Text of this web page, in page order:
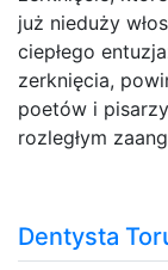
już nieduży
ciepłego
zerknięcia,
poetów i
rozległym
Dentysta